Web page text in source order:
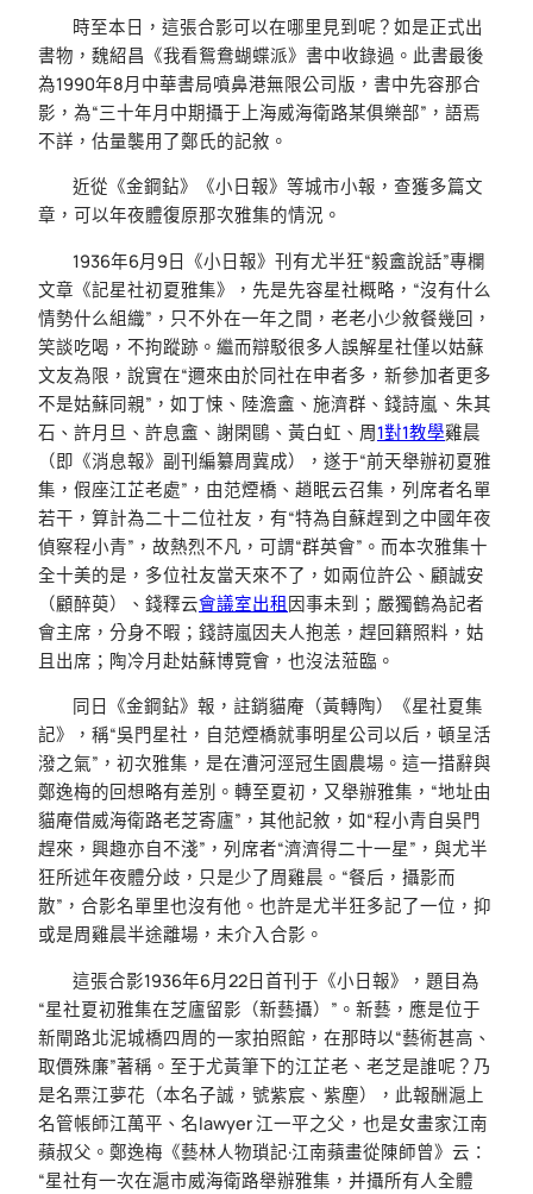
時至本日，這張合影可以在哪里見到呢？如是正式出
書物，魏紹昌《我看鴛鴦蝴蝶派》書中收錄過。此書最後
為1990年8月中華書局噴鼻港無限公司版，書中先容那合
影，為“三十年月中期攝于上海威海衛路某俱樂部”，語焉
不詳，估量襲用了鄭氏的記敘。
近從《金鋼鉆》《小日報》等城市小報，查獲多篇文
章，可以年夜體復原那次雅集的情況。
1936年6月9日《小日報》刊有尤半狂“毅盦說話”專欄
文章《記星社初夏雅集》，先是先容星社概略，“沒有什么
情勢什么組織”，只不外在一年之間，老老小少敘餐幾回，
笑談吃喝，不拘蹤跡。繼而辯駁很多人誤解星社僅以姑蘇
文友為限，說實在“邇來由於同社在申者多，新參加者更多
不是姑蘇同親”，如丁悚、陸澹盦、施濟群、錢詩嵐、朱其
石、許月旦、許息盦、謝閑鷗、黃白虹、周1對1教學雞晨
（即《消息報》副刊編纂周冀成），遂于“前天舉辦初夏雅
集，假座江芷老處”，由范煙橋、趙眠云召集，列席者名單
若干，算計為二十二位社友，有“特為自蘇趕到之中國年夜
偵察程小青”，故熱烈不凡，可謂“群英會”。而本次雅集十
全十美的是，多位社友當天來不了，如兩位許公、顧誠安
（顧醉萸）、錢釋云會議室出租因事未到；嚴獨鶴為記者
會主席，分身不暇；錢詩嵐因夫人抱恙，趕回籍照料，姑
且出席；陶冷月赴姑蘇博覽會，也沒法蒞臨。
同日《金鋼鉆》報，註銷貓庵（黃轉陶）《星社夏集
記》，稱“吳門星社，自范煙橋就事明星公司以后，頓呈活
潑之氣”，初次雅集，是在漕河涇冠生園農場。這一措辭與
鄭逸梅的回想略有差別。轉至夏初，又舉辦雅集，“地址由
貓庵借威海衛路老芝寄廬”，其他記敘，如“程小青自吳門
趕來，興趣亦自不淺”，列席者“濟濟得二十一星”，與尤半
狂所述年夜體分歧，只是少了周雞晨。“餐后，攝影而
散”，合影名單里也沒有他。也許是尤半狂多記了一位，抑
或是周雞晨半途離場，未介入合影。
這張合影1936年6月22日首刊于《小日報》，題目為
“星社夏初雅集在芝廬留影（新藝攝）”。新藝，應是位于
新閘路北泥城橋四周的一家拍照館，在那時以“藝術甚高、
取價殊廉”著稱。至于尤黃筆下的江芷老、老芝是誰呢？乃
是名票江夢花（本名子誠，號紫宸、紫塵），此報酬滬上
名管帳師江萬平、名lawyer 江一平之父，也是女畫家江南
蘋叔父。鄭逸梅《藝林人物瑣記·江南蘋畫從陳師曾》云：
“星社有一次在滬市威海衛路舉辦雅集，并攝所有人全體